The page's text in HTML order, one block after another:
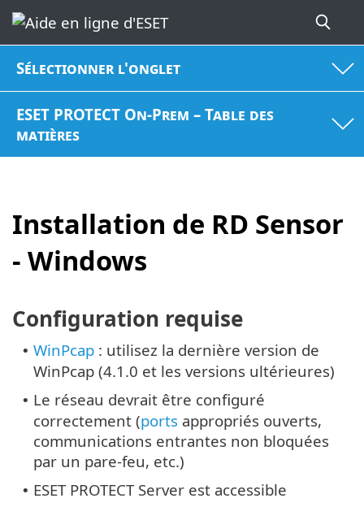
Sélectionner l'onglet
ESET PROTECT On-Prem – Table des
matières
Installation de RD Sensor
- Windows
Configuration requise
• WinPcap : utilisez la dernière version de
WinPcap (4.1.0 et les versions ultérieures)
• Le réseau devrait être configuré
correctement (ports appropriés ouverts,
communications entrantes non bloquées
par un pare-feu, etc.)
• ESET PROTECT Server est accessible